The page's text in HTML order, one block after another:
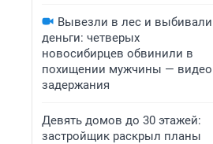
Вывезли в лес и выбивали
деньги: четверых
новосибирцев обвинили в
похищении мужчины — видео
задержания
Девять домов до 30 этажей:
застройщик раскрыл планы